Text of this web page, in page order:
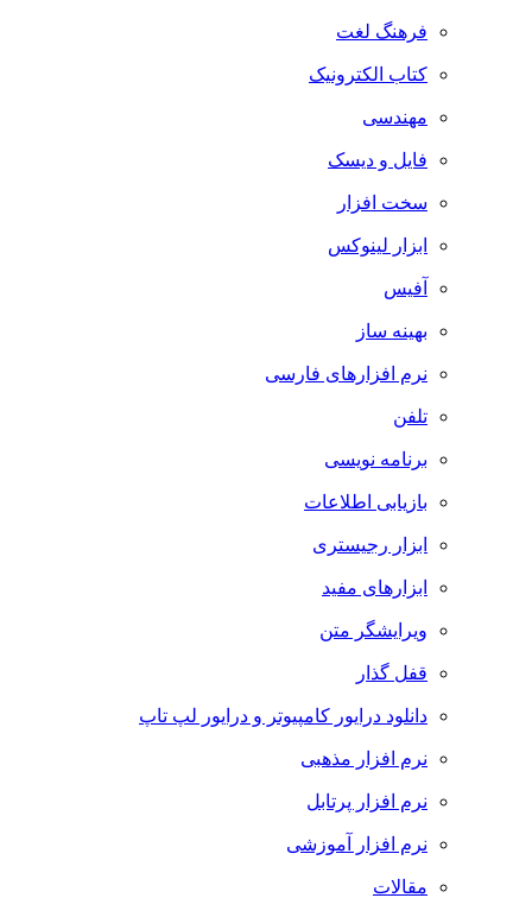
فرهنگ لغت
کتاب الکترونیک
مهندسی
فایل و دیسک
سخت افزار
ابزار لینوکس
آفیس
بهینه ساز
نرم افزارهای فارسی
تلفن
برنامه نویسی
بازیابی اطلاعات
ابزار رجیستری
ابزارهای مفید
ویرایشگر متن
قفل گذار
دانلود درایور کامپیوتر و درایور لپ تاپ
نرم افزار مذهبی
نرم افزار پرتابل
نرم افزار آموزشی
مقالات